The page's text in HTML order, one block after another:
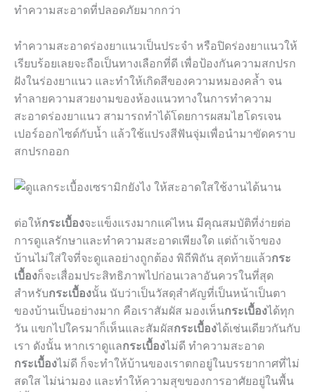
ทำความสะอาดที่ปลอดภัยมากกว่า
ทำความสะอาดร่องยาแนวเป็นประจำ หรือปิดร่องยาแนวให้
เรียบร้อยเลยจะถือเป็นทางเลือกที่ดี เพื่อป้องกันความสกปรก
ฝังในร่องยาแนว และทำให้เกิดสีของความหมองคล้ำ จน
ทำลายความสวยงามของห้องแนวทางในการทำความ
สะอาดร่องยาแนว สามารถทำได้โดยการผสมไฮโดรเจน
เปอร์ออกไซด์กับน้ำ แล้วใช้แปรงสีฟันจุ่มเพื่อนำมาขัดคราบ
สกปรกออก
ต่อให้กระเบื้องจะแข็งแรงมากแค่ไหน มีคุณสมบัติที่ง่ายต่อ
การดูแลรักษาและทำความสะอาดเพียงใด แต่ถ้าเจ้าของ
บ้านไม่ใส่ใจที่จะดูแลอย่างถูกต้อง พิถีพิถัน สุดท้ายแล้วกระ
เบื้องก็จะเสื่อมประสิทธิภาพไปก่อนเวลาอันควรในที่สุด
สำหรับกระเบื้องนั้น นับว่าเป็นวัสดุสำคัญที่เป็นหน้าเป็นตา
ของบ้านเป็นอย่างมาก คือเราสัมผัส มองเห็นกระเบื้องได้ทุก
วัน แขกไปใครมาก็เห็นและสัมผัสกระเบื้องได้เช่นเดียวกันกับ
เรา ดังนั้น หากเราดูแลกระเบื้องไม่ดี ทำความสะอาด
กระเบื้องไม่ดี ก็จะทำให้บ้านของเราตกอยู่ในบรรยากาศที่ไม่
สดใส ไม่น่ามอง และทำให้ความสุขของการอาศัยอยู่ในพื้น